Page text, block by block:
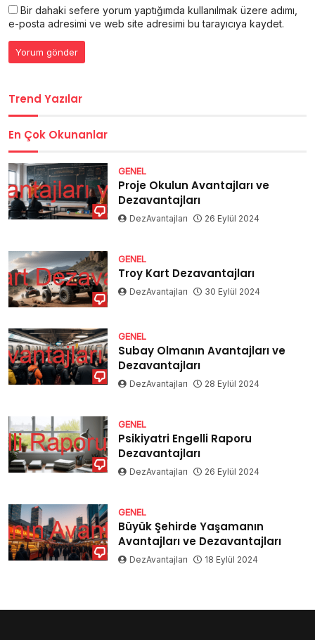
Bir dahaki sefere yorum yaptığımda kullanılmak üzere adımı,
e-posta adresimi ve web site adresimi bu tarayıcıya kaydet.
Trend Yazılar
En Çok Okunanlar
GENEL
Proje Okulun Avantajları ve
Dezavantajları
DezAvantajları 26 Eylül 2024
GENEL
Troy Kart Dezavantajları
DezAvantajları 30 Eylül 2024
GENEL
Subay Olmanın Avantajları ve
Dezavantajları
DezAvantajları 28 Eylül 2024
GENEL
Psikiyatri Engelli Raporu
Dezavantajları
DezAvantajları 26 Eylül 2024
GENEL
Büyük Şehirde Yaşamanın
Avantajları ve Dezavantajları
DezAvantajları 18 Eylül 2024